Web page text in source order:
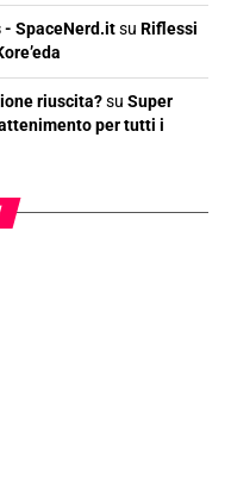
SpaceNerd.itsu Riflessi
riuscita?su Super
per tutti i